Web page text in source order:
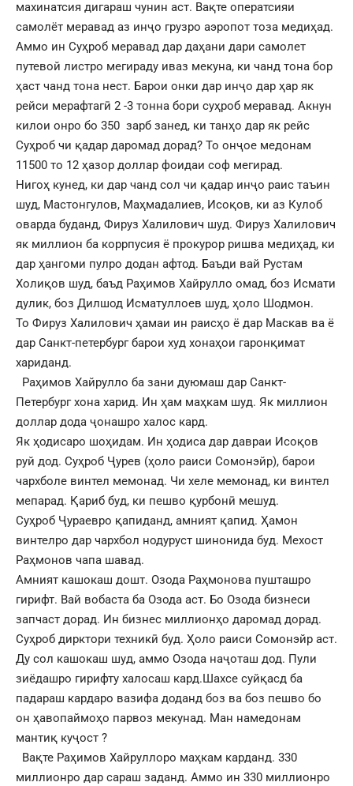
махинатсия дигараш чунин аст. Вақте оператсияи
самолёт меравад аз инҷо грузро аэропот тоза медиҳад.
Аммо ин Суҳроб меравад дар даҳани дари самолет
путевой листро мегираду иваз мекуна, ки чанд тона бор
ҳаст чанд тона нест. Барои онки дар инҷо дар ҳар як
рейси мерафтагӣ 2 -3 тонна бори суҳроб меравад. Акнун
килои онро бо 350 зарб занед, ки танҳо дар як рейс
Суҳроб чи қадар даромад дорад? То онҷое медонам
11500 то 12 ҳазор доллар фоидаи соф мегирад.
Нигоҳ кунед, ки дар чанд сол чи қадар инҷо раис таъин
шуд, Мастонгулов, Маҳмадалиев, Исоқов, ки аз Кулоб
оварда буданд, Фируз Халилович шуд. Фируз Халилович
як миллион ба коррпусия ё прокурор ришва медиҳад, ки
дар ҳангоми пулро додан афтод. Баъди вай Рустам
Холиқов шуд, баъд Раҳимов Хайрулло омад, боз Исмати
дулик, боз Дилшод Исматуллоев шуд, ҳоло Шодмон.
То Фируз Халилович ҳамаи ин раисҳо ё дар Маскав ва ё
дар Санкт-петербург барои худ хонаҳои гаронқимат
хариданд.
Раҳимов Хайрулло ба зани дуюмаш дар Санкт-
Петербург хона харид. Ин ҳам маҳкам шуд. Як миллион
доллар дода ҷонашро халос кард.
Як ҳодисаро шоҳидам. Ин ҳодиса дар давраи Исоқов
руй дод. Суҳроб Ҷурев (ҳоло раиси Сомонэйр), барои
чархболе винтел мемонад. Чи хеле мемонад, ки винтел
мепарад. Қариб буд, ки пешво қурбонӣ мешуд.
Суҳроб Ҷураевро қапиданд, амният қапид. Ҳамон
винтелро дар чархбол нодуруст шинонида буд. Мехост
Раҳмонов чапа шавад.
Амният кашокаш дошт. Озода Раҳмонова пушташро
гирифт. Вай вобаста ба Озода аст. Бо Озода бизнеси
запчаст дорад. Ин бизнес миллионҳо даромад дорад.
Суҳроб дирктори техникӣ буд. Ҳоло раиси Сомонэйр аст.
Ду сол кашокаш шуд, аммо Озода наҷоташ дод. Пули
зиёдашро гирифту халосаш кард.Шахсе суйқасд ба
падараш кардаро вазифа доданд боз ва боз пешво бо
он ҳавопаймоҳо парвоз мекунад. Ман намедонам
мантиқ куҷост ?
Вақте Раҳимов Хайруллоро маҳкам карданд. 330
миллионро дар сараш заданд. Аммо ин 330 миллионро